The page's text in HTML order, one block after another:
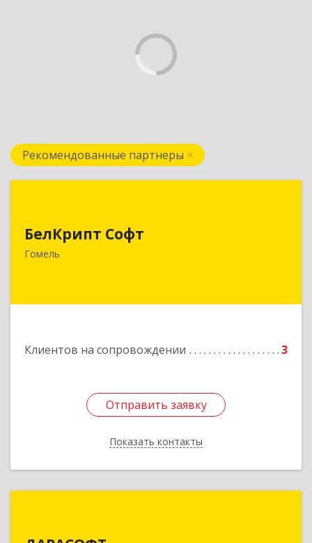
Рекомендованные партнеры
БелКрипт Софт
Гомель
Клиентов на сопровождении 3
Отправить заявку
Показать контакты
Беларусь, 246046, г. Гомель, МЖК "Солнечный",
Отправить заявку
Назад